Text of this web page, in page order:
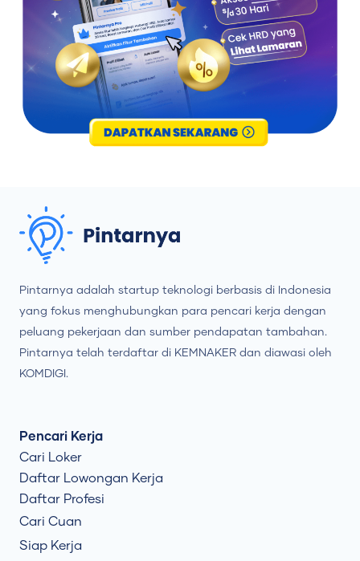
Pintarnya adalah startup teknologi berbasis di Indonesia
yang fokus menghubungkan para pencari kerja dengan
peluang pekerjaan dan sumber pendapatan tambahan.
Pintarnya telah terdaftar di KEMNAKER dan diawasi oleh
KOMDIGI.
Pencari Kerja
Cari Loker
Daftar Lowongan Kerja
Daftar Profesi
Cari Cuan
Siap Kerja